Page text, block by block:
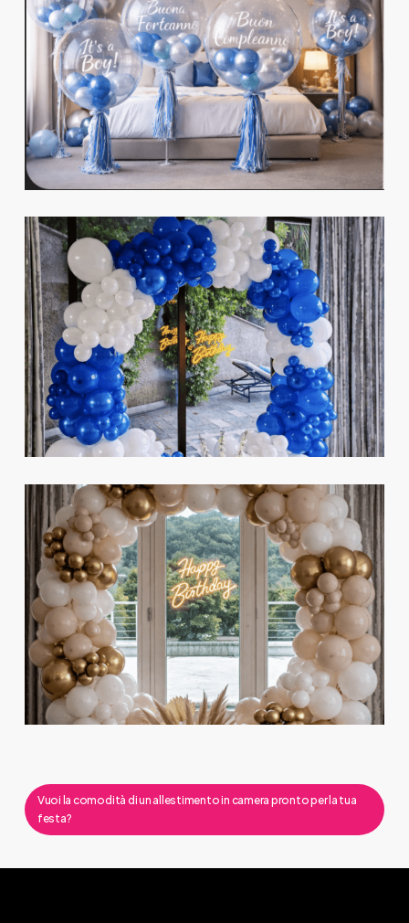
Vuoi la comodità di un allestimento in camera pronto per la tua
festa?